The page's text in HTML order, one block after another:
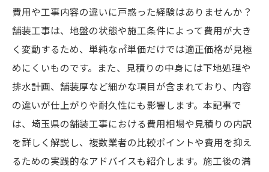
費用や工事内容の違いに戸惑った経験はありませんか？
舗装工事は、地盤の状態や施工条件によって費用が大き
く変動するため、単純な㎡単価だけでは適正価格が見極
めにくいものです。また、見積りの中身には下地処理や
排水計画、舗装厚など細かな項目が含まれており、内容
の違いが仕上がりや耐久性にも影響します。本記事で
は、埼玉県の舗装工事における費用相場や見積りの内訳
を詳しく解説し、複数業者の比較ポイントや費用を抑え
るための実践的なアドバイスも紹介します。施工後の満